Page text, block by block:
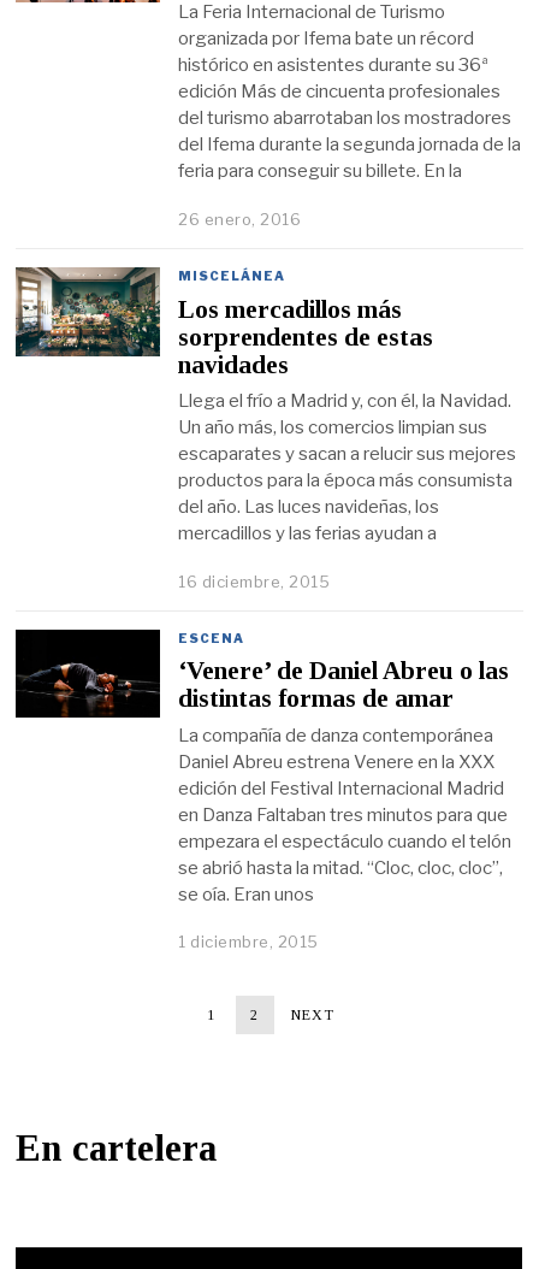
La Feria Internacional de Turismo
organizada por Ifema bate un récord
histórico en asistentes durante su 36ª
edición Más de cincuenta profesionales
del turismo abarrotaban los mostradores
del Ifema durante la segunda jornada de la
feria para conseguir su billete. En la
26 enero, 2016
MISCELÁNEA
Los mercadillos más
sorprendentes de estas
navidades
Llega el frío a Madrid y, con él, la Navidad.
Un año más, los comercios limpian sus
escaparates y sacan a relucir sus mejores
productos para la época más consumista
del año. Las luces navideñas, los
mercadillos y las ferias ayudan a
16 diciembre, 2015
ESCENA
‘Venere’ de Daniel Abreu o las
distintas formas de amar
La compañía de danza contemporánea
Daniel Abreu estrena Venere en la XXX
edición del Festival Internacional Madrid
en Danza Faltaban tres minutos para que
empezara el espectáculo cuando el telón
se abrió hasta la mitad. “Cloc, cloc, cloc”,
se oía. Eran unos
1 diciembre, 2015
1 2 NEXT
En cartelera